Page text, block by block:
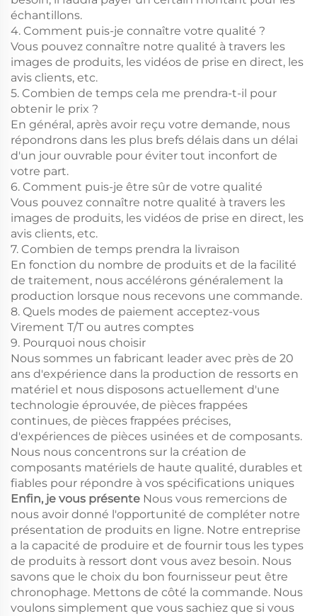
échantillons.
4. Comment puis-je connaître votre qualité ?
Vous pouvez connaître notre qualité à travers les
images de produits, les vidéos de prise en direct, les
avis clients, etc.
5. Combien de temps cela me prendra-t-il pour
obtenir le prix ?
En général, après avoir reçu votre demande, nous
répondrons dans les plus brefs délais dans un délai
d'un jour ouvrable pour éviter tout inconfort de
votre part.
6. Comment puis-je être sûr de votre qualité
Vous pouvez connaître notre qualité à travers les
images de produits, les vidéos de prise en direct, les
avis clients, etc.
7. Combien de temps prendra la livraison
En fonction du nombre de produits et de la facilité
de traitement, nous accélérons généralement la
production lorsque nous recevons une commande.
8. Quels modes de paiement acceptez-vous
Virement T/T ou autres comptes
9. Pourquoi nous choisir
Nous sommes un fabricant leader avec près de 20
ans d'expérience dans la production de ressorts en
matériel et nous disposons actuellement d'une
technologie éprouvée, de pièces frappées
continues, de pièces frappées précises,
d'expériences de pièces usinées et de composants.
Nous nous concentrons sur la création de
composants matériels de haute qualité, durables et
fiables pour répondre à vos spécifications uniques
Enfin, je vous présente Nous vous remercions de
nous avoir donné l'opportunité de compléter notre
présentation de produits en ligne. Notre entreprise
a la capacité de produire et de fournir tous les types
de produits à ressort dont vous avez besoin. Nous
savons que le choix du bon fournisseur peut être
chronophage. Mettons de côté la commande. Nous
voulons simplement que vous sachiez que si vous